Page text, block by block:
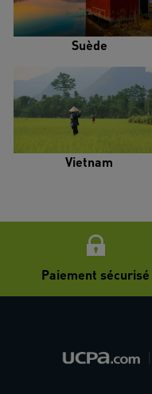
Suède
Vietnam
Paiement sécurisé